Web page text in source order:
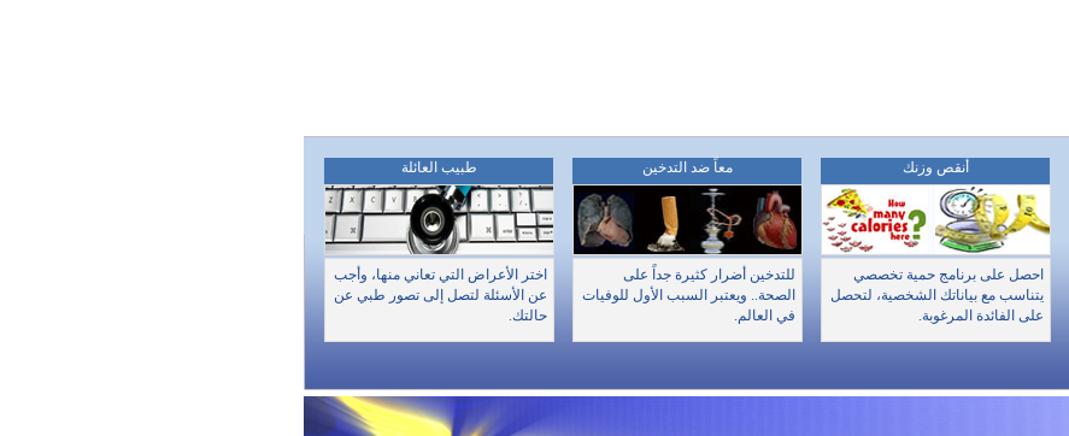
طبيب العائلة
اختر الأعراض التي تعاني منها، وأجب
عن الأسئلة لتصل إلى تصور طبي عن
حالتك.
معاً ضد التدخين
للتدخين أضرار كثيرة جداً على
الصحة.. ويعتبر السبب الأول للوفيات
في العالم.
أنقص وزنك
احصل على برنامج حمية تخصصي
يتناسب مع بياناتك الشخصية، لتحصل
على الفائدة المرغوبة.